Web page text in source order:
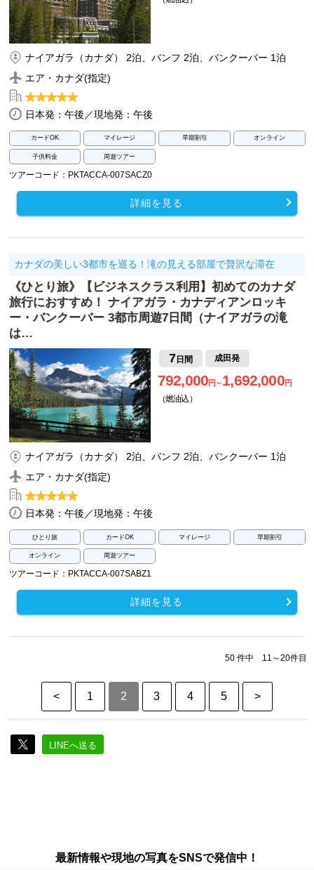
ナイアガラ（カナダ） 2泊、バンフ 2泊、バンクーバー 1泊
エア・カナダ(指定)
日本発：午後／現地発：午後
カードOK マイレージ 早期割引 オンライン
子供料金 周遊ツアー
ツアーコード：PKTACCA-007SACZ0
詳細を見る
カナダの美しい3都市を巡る！滝の見える部屋で贅沢な滞在
《ひとり旅》【ビジネスクラス利用】初めてのカナダ
旅行におすすめ！ ナイアガラ・カナディアンロッキ
ー・バンクーバー 3都市周遊7日間（ナイアガラの滝
は…
7 日間 成田発
792,000円～1,692,000円
（燃油込）
ナイアガラ（カナダ） 2泊、バンフ 2泊、バンクーバー 1泊
エア・カナダ(指定)
日本発：午後／現地発：午後
ひとり旅 カードOK マイレージ 早期割引
オンライン 周遊ツアー
ツアーコード：PKTACCA-007SABZ1
詳細を見る
50 件中 11～20件目
< 1 2 3 4 5 >
LINEへ送る
最新情報や現地の写真をSNSで発信中！